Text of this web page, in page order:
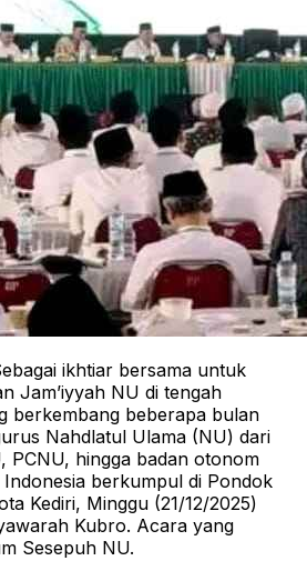
ikhtiar bersama untuk
Jam’iyyah NU di tengah
berkembang beberapa bulan
Nahdlatul Ulama (NU) dari
PCNU, hingga badan otonom
berkumpul di Pondok
Kediri, Minggu (21/12/2025)
Kubro. Acara yang
Sesepuh NU.